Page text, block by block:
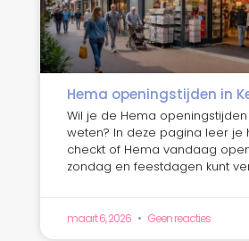
Hema openingstijden in
Wil je de Hema
weten? In deze pagina leer je
checkt of Hema vandaag
zondag en feestdagen kunt
maart 6, 2026 Geen reacties